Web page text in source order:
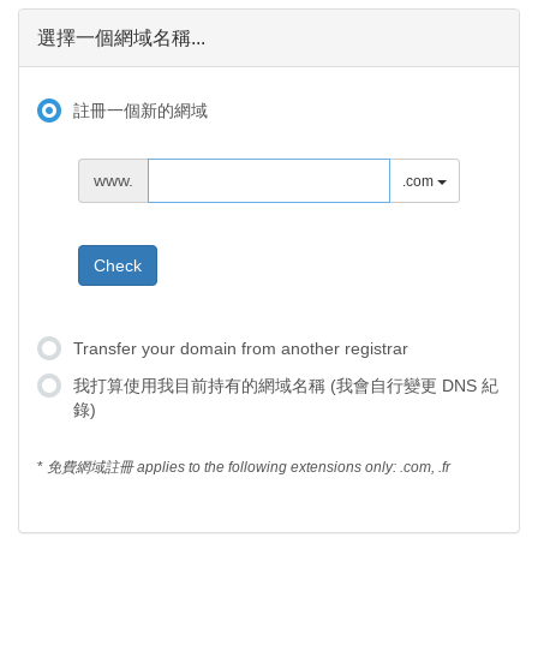
選擇一個網域名稱...
註冊一個新的網域
www. .com
Check
Transfer your domain from another registrar
我打算使用我目前持有的網域名稱 (我會自行變更 DNS 紀
錄)
* 免費網域註冊 applies to the following extensions only: .com, .fr